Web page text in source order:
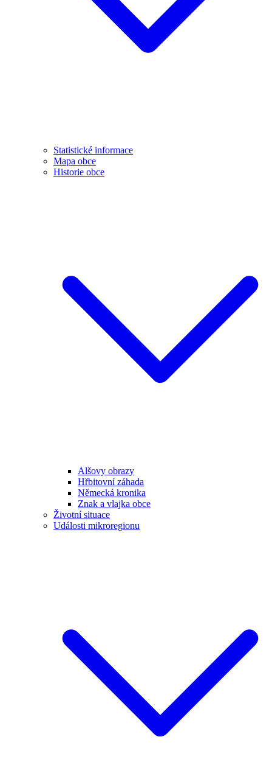
Statistické informace
Mapa obce
Historie obce
Alšovy obrazy
Hřbitovní záhada
Německá kronika
Znak a vlajka obce
Životní situace
Události mikroregionu